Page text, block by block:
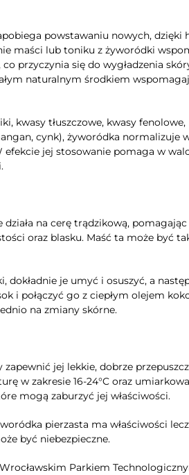
powstawaniu nowych, dzięki
maści lub toniku z żyworódki
przyczynia się do wygładzenia
naturalnym środkiem
kwasy tłuszczowe, kwasy fenolowe,
cynk), żyworódka normalizuje
jej stosowanie pomaga w
na cerę trądzikową,
oraz blasku. Maść ta może być
je umyć i osuszyć, a
i połączyć go z ciepłym olejem
na zmiany skórne.
jej lekkie, dobrze
w zakresie 16-24°C oraz
mogą zaburzyć jej właściwości.
pierzasta ma właściwości
być niebezpieczne.
Parkiem